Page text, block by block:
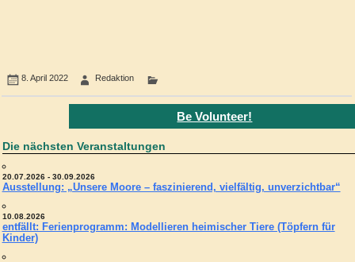
8. April 2022 Redaktion
Be Volunteer!
Die nächsten Veranstaltungen
20.07.2026 - 30.09.2026
Ausstellung: „Unsere Moore – faszinierend, vielfältig, unverzichtbar“
10.08.2026
entfällt: Ferienprogramm: Modellieren heimischer Tiere (Töpfern für
Kinder)